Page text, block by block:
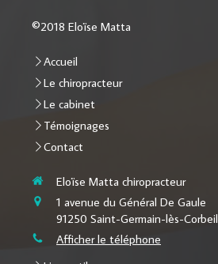
©2018 Eloïse Matta
Accueil
Le chiropracteur
Le cabinet
Témoignages
Contact
Eloïse Matta chiropracteur
1 avenue du Général De Gaule
91250 Saint-Germain-lès-Corbeil
Afficher le téléphone